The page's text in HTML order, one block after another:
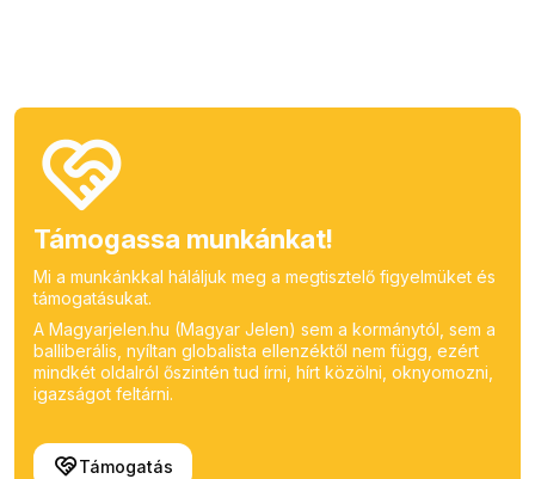
Támogassa munkánkat!
Mi a munkánkkal háláljuk meg a megtisztelő figyelmüket és
támogatásukat.
A Magyarjelen.hu (Magyar Jelen) sem a kormánytól, sem a
balliberális, nyíltan globalista ellenzéktől nem függ, ezért
mindkét oldalról őszintén tud írni, hírt közölni, oknyomozni,
igazságot feltárni.
Támogatás